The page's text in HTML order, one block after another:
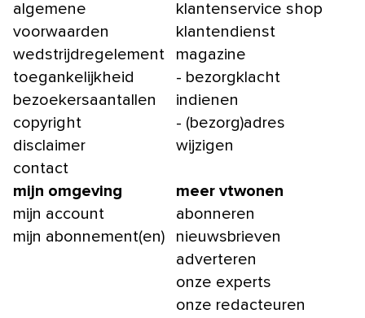
algemene
voorwaarden
wedstrijdregelement
toegankelijkheid
bezoekersaantallen
copyright
disclaimer
contact
klantenservice shop
klantendienst
magazine
- bezorgklacht
indienen
- (bezorg)adres
wijzigen
mijn omgeving
mijn account
mijn abonnement(en)
meer vtwonen
abonneren
nieuwsbrieven
adverteren
onze experts
onze redacteuren